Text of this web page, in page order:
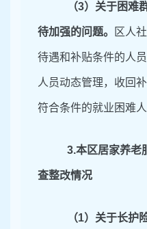
（3）关于困难
待加强的问题。 区人
待遇和补贴条件的人
人员动态管理，收回
符合条件的就业困难
3.本区居家养老
查整改情况
（1）关于长护